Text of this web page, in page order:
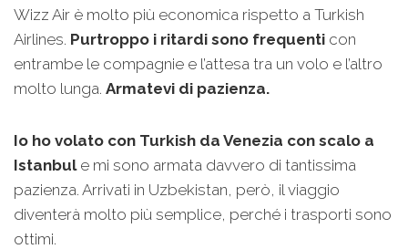
Wizz Air è molto più economica rispetto a Turkish
Airlines. Purtroppo i ritardi sono frequenti con
entrambe le compagnie e l’attesa tra un volo e l’altro
molto lunga. Armatevi di pazienza.
Io ho volato con Turkish da Venezia con scalo a
Istanbule mi sono armata davvero di tantissima
pazienza. Arrivati in Uzbekistan, però, il viaggio
diventerà molto più semplice, perché i trasporti sono
ottimi.